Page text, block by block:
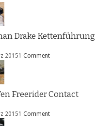
Drake Kettenführung
20151 Comment
Freerider Contact
20151 Comment